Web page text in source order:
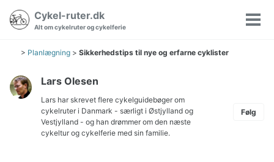
Cykel-ruter.dk
Alt om cykelruter og cykelferie
SøgningVis/
> Planlægning > Sikkerhedstips til nye og erfarne cyklister
Lars Olesen
Lars har skrevet flere cykelguidebøger om
cykelruter i Danmark - særligt i Østjylland og
Vestjylland - og han drømmer om den næste
cykeltur og cykelferie med sin familie.
Følg